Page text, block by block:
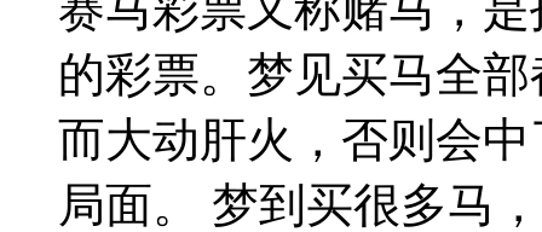
的彩票。梦见买马全
而大动肝火，否则会
局面。 梦到买很多马